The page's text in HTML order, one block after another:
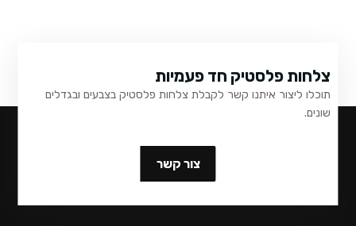
צלחות פלסטיק חד פעמיות
תוכלו ליצור איתנו קשר לקבלת צלחות פלסטיק בצבעים ובגדלים
שונים.
צור קשר